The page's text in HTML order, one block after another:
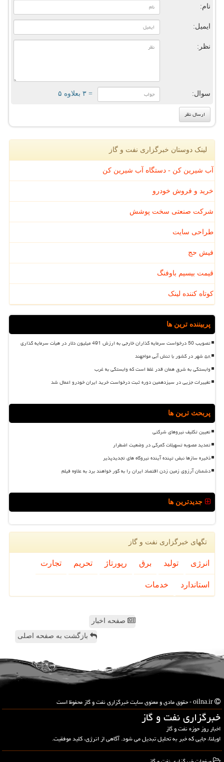
نام:
ایمیل:
نظر:
سوال: = ۳ بعلاوه ۵
لینک دوستان خبرگزاری نفت و گاز
آب شیرین کن - دستگاه آب شیرین کن
خرید و فروش خودرو
شرکت صنعتی سخت پوشش
طراحی سایت
فیش حج
قیمت بیسیم باوفنگ
کوتاه کننده لینک
پربیننده ترین ها
تصویب 50 درخواست سرمایه گذاران خارجی به ارزش 491 میلیون دلار در هیأت سرمایه گذاری
۵۸ شهر در کشور با تنش آبی مواجهند
وابستگی به شرق همان قدر غلط است که وابستگی به غرب
تغییرات جزیی در سیزدهمین دوره ثبت درخواست خرید ایران خودرو اعمال شد
پربحث ترین ها
تعیین تکلیف نیروهای شرکتی
تمدید مصوبه تسهیلات گمرکی در وضعیت اضطرار
ذخیره سازها نبض تپنده آینده نیروگاه های تجدیدپذیر
دشمنان آرزوی زمین زدن اقتصاد ایران را به گور خواهند برد به علاوه فیلم
جدیدترین ها
تگهای خبرگزاری نفت و گاز
انرژی تولید برق رپورتاژ تحریم تجارت
استاندارد خدمات
صفحه اخبار
بازگشت به صفحه اصلی
خبرگزاری نفت و گاز
اخبار روز حوزه نفت و گاز
اویلنا، جایی که خبر به تحلیل تبدیل می شود. آگاهی از انرژی، کلید موفقیت.